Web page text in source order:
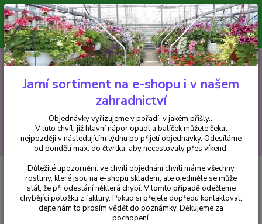
Minimální hodnota pro odeslání z e-shopu je 300 Kč.
V tuto chvíli již hlavní nápor objednávek opadl a balíček můžete čekat
nejpozději v následujícím týdnu po přijetí objednávky. Objednávky
vyřizujeme v pořadí, v jakém přišly...
CZK
Hledat
+420 602 223 614 0ks
za0 Kč
Trvalky Monarda růžová- Zavinutka 3113
Monarda růžová- Zavinutka 3113
Jarní sortiment na e-shopu i v našem
zahradnictví
Objednávky vyřizujeme v pořadí, v jakém přišly...
V tuto chvíli již hlavní nápor opadl a balíček můžete čekat
nejpozději v následujícím týdnu po přijetí objednávky. Odesíláme
od pondělí max. do čtvrtka, aby necestovaly přes víkend.
Důležité upozornění: ve chvíli objednání chvíli máme všechny
rostliny, které jsou na e-shopu skladem, ale ojediněle se může
stát, že při odeslání některá chybí. V tomto případě odečteme
chybějící položku z faktury. Pokud si přejete dopředu kontaktovat,
dejte nám to prosím vědět do poznámky. Děkujeme za
pochopení.